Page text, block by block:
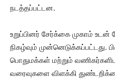
நடத்தப்பட்டன.
உறுப்பினர் சேர்க்கை முகாம் உடன்
நிகழ்வும் முன்னெடுக்கப்பட்டது.
பொதுமக்கள் மற்றும்
வரைவுகளை விளக்கி